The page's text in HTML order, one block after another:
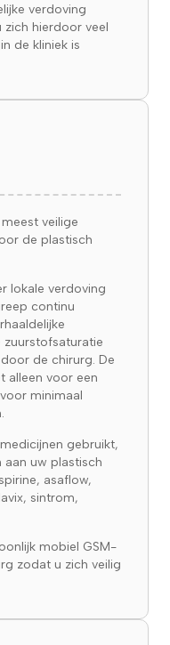
verdoving
zich hierdoor veel
de kliniek is
veilige
de plastisch
lokale verdoving
continu
de chirurg. De
alleen voor een
minimaal
gebruikt,
uw plastisch
asaflow,
sintrom,
mobiel GSM-
zodat u zich veilig